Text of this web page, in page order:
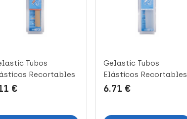
Tubos
Recortables
Soporte ...
€
Gelastic Tubos
Elásticos Recortables
100% Gel, T...
6.71 €